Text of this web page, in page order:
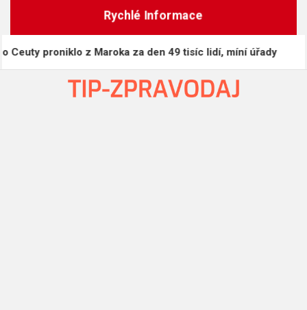
Rychlé Informace
z Maroka za den 49 tisíc lidí, míní úřady